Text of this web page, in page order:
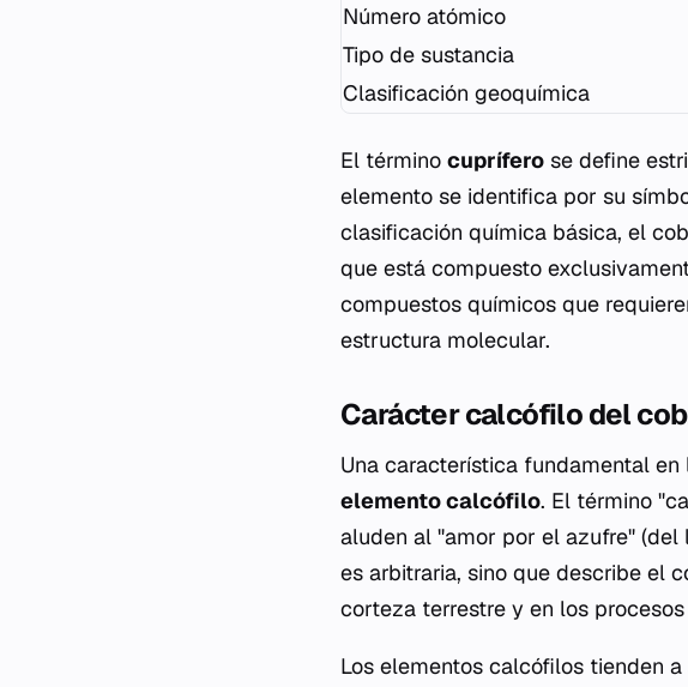
Número atómico
Tipo de sustancia
Clasificación geoquímica
El término cuprífero se define
elemento se identifica por su
clasificación química básica, el
que está compuesto
compuestos químicos que
estructura molecular.
Carácter calcófilo del
Una característica fundamental
elemento calcófilo. El término
aluden al "amor por el azufre" (del
es arbitraria, sino que describe el
corteza terrestre y en los
Los elementos calcófilos tienden